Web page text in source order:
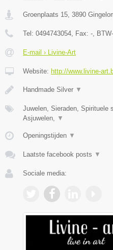
Groenplaats 15 3890
Tel: 0494743054 , Fax: - ,
E-mail › Livine-Art
Website: http://www.livine-
Handmade Silver ▼
Juwelen, Sieraden, Spirituele
Asjuwelen,
▼
Openingstijden ▼
Laatste facebook posts ▼
Sociale media: